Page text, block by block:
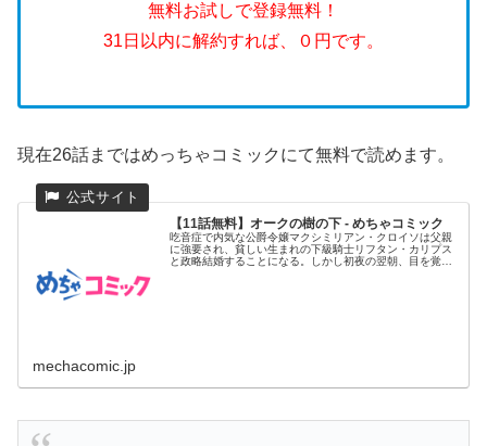
無料お試しで登録無料！
31日以内に解約すれば、０円です。
現在26話まではめっちゃコミックにて無料で読めます。
【11話無料】オークの樹の下 - めちゃコミック
吃音症で内気な公爵令嬢マクシミリアン・クロイソは父親
に強要され、貧しい生まれの下級騎士リフタン・カリプス
と政略結婚することになる。しかし初夜の翌朝、目を覚ま
mechacomic.jp